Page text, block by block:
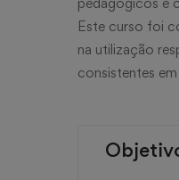
Este curso foi
na utilização
consistentes